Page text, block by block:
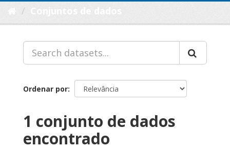
Ordenar por
1 conjunto de dados
encontrado